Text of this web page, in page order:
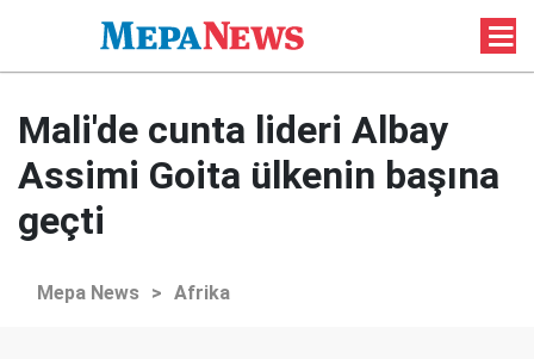
Mali'de cunta lideri Albay
Assimi Goita ülkenin başına
geçti
Mepa News > Afrika